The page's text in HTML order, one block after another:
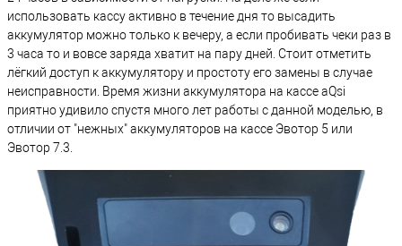
использовать кассу активно в течение дня то высадить
аккумулятор можно только к вечеру, а если пробивать чеки раз в
3 часа то и вовсе заряда хватит на пару дней. Стоит отметить
лёгкий доступ к аккумулятору и простоту его замены в случае
неисправности. Время жизни аккумулятора на кассе aQsi
приятно удивило спустя много лет работы с данной моделью, в
отличии от "нежных" аккумуляторов на кассе Эвотор 5 или
Эвотор 7.3.